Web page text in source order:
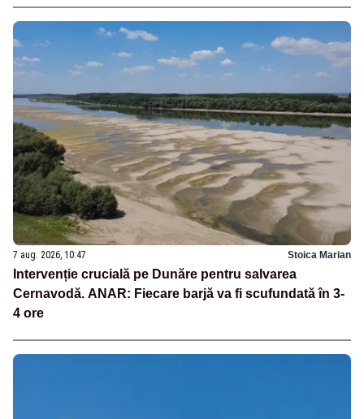
7 aug. 2026, 10:47 Stoica Marian
Intervenție crucială pe Dunăre pentru salvarea
Cernavodă. ANAR: Fiecare barjă va fi scufundată în 3-
4 ore